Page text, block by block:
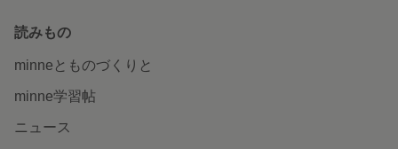
読みもの
minneとものづくりと
minne学習帖
ニュース